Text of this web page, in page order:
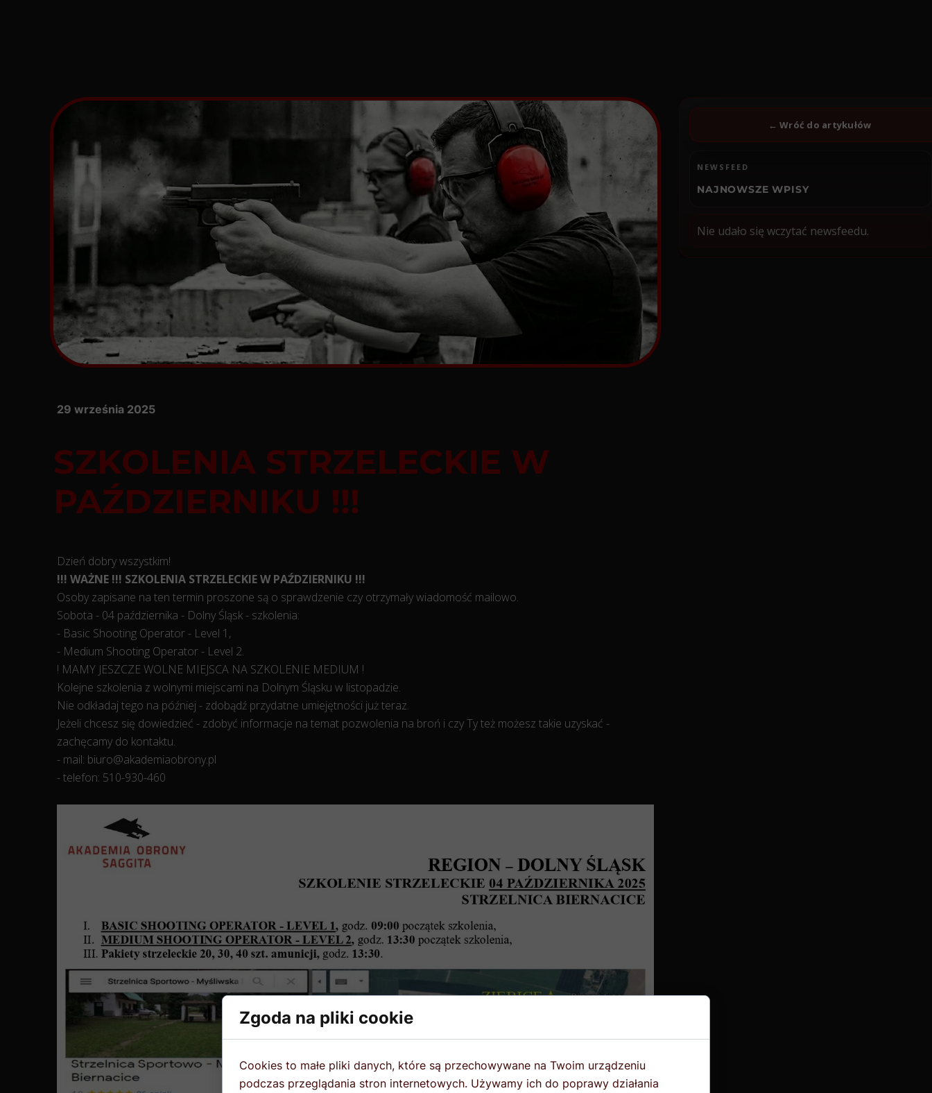
← Wróć do artykułów
NEWSFEED
NAJNOWSZE WPISY
Nie udało się wczytać newsfeedu.
29 września 2025
SZKOLENIA STRZELECKIE W
PAŹDZIERNIKU !!!
Dzień dobry wszystkim!
!!! WAŻNE !!! SZKOLENIA STRZELECKIE W PAŹDZIERNIKU !!!
Osoby zapisane na ten termin proszone są o sprawdzenie czy otrzymały wiadomość mailowo.
Sobota - 04 października - Dolny Śląsk - szkolenia:
- Basic Shooting Operator - Level 1,
- Medium Shooting Operator - Level 2.
! MAMY JESZCZE WOLNE MIEJSCA NA SZKOLENIE MEDIUM !
Kolejne szkolenia z wolnymi miejscami na Dolnym Śląsku w listopadzie.
Nie odkładaj tego na później - zdobądź przydatne umiejętności już teraz.
Jeżeli chcesz się dowiedzieć - zdobyć informacje na temat pozwolenia na broń i czy Ty też możesz takie uzyskać -
zachęcamy do kontaktu.
- mail: biuro@akademiaobrony.pl
- telefon: 510-930-460
Zgoda na pliki cookie
Cookies to małe pliki danych, które są przechowywane na Twoim urządzeniu
podczas przeglądania stron internetowych. Używamy ich do poprawy działania